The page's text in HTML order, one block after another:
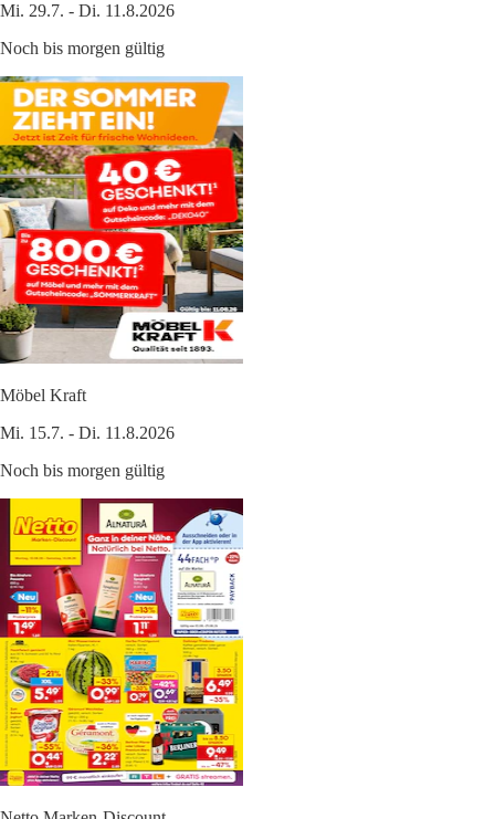
Mi. 29.7. - Di. 11.8.2026
Noch bis morgen gültig
Möbel Kraft
Mi. 15.7. - Di. 11.8.2026
Noch bis morgen gültig